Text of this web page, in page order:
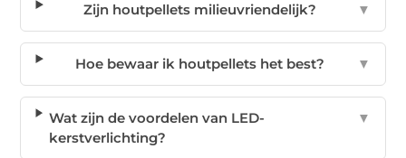
Zijn houtpellets milieuvriendelijk? ▼
Hoe bewaar ik houtpellets het best? ▼
Wat zijn de voordelen van LED-
kerstverlichting?
▼